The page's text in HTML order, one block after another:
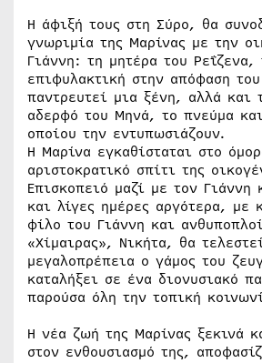
Η άφιξή τους στη Σύρο, θα
γνωριμία της Μαρίνας με την
Γιάννη: τη μητέρα του Ρεΐζενα,
επιφυλακτική στην απόφαση
παντρευτεί μια ξένη, αλλά και
αδερφό του Μηνά, το πνεύμα
οποίου την εντυπωσιάζουν.
Η Μαρίνα εγκαθίσταται στο
αριστοκρατικό σπίτι της
Επισκοπειό μαζί με τον Γιάννη
και λίγες ημέρες αργότερα, με
φίλο του Γιάννη και
«Χίμαιρας», Νικήτα, θα
μεγαλοπρέπεια ο γάμος του
καταλήξει σε ένα διονυσιακό
παρούσα όλη την τοπική
Η νέα ζωή της Μαρίνας ξεκινά
στον ενθουσιασμό της,